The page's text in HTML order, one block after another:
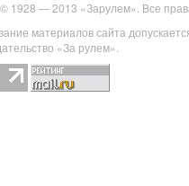
1928 — 2013 «Зарулем». Все
материалов сайта
«За рулем».